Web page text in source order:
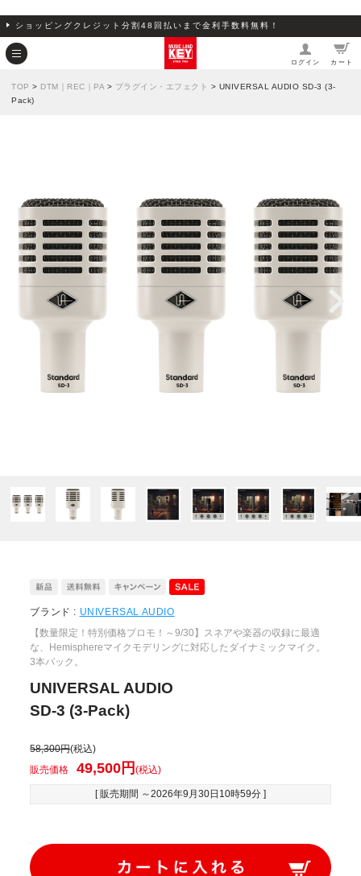
ショッピングクレジット分割48回払いまで金利手数料無料！
ログイン カート
TOP > DTM｜REC｜PA > プラグイン・エフェクト > UNIVERSAL AUDIO SD-3 (3-
Pack)
ブランド : UNIVERSAL AUDIO
【数量限定！特別価格プロモ！～9/30】スネアや楽器の収録に最適
な、Hemisphereマイクモデリングに対応したダイナミックマイク。
3本パック。
UNIVERSAL AUDIO
SD-3 (3-Pack)
58,300円(税込)
販売価格
49,500円(税込)
[ 販売期間 ～2026年9月30日10時59分 ]